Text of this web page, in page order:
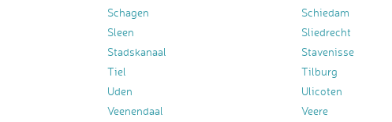
Schagen Schiedam
Sleen Sliedrecht
Stadskanaal Stavenisse
Tiel Tilburg
Uden Ulicoten
Veenendaal Veere